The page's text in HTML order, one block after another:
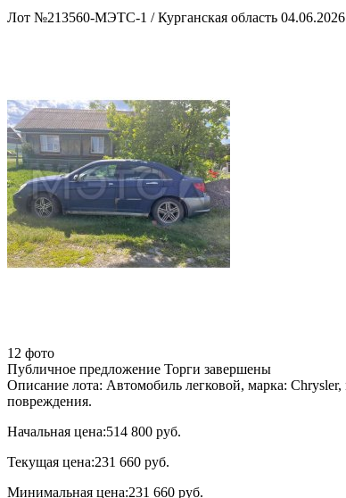
Лот №213560-МЭТС-1 / Курганская область 04.06.2026
12 фото
Публичное предложение Торги завершены
Описание лота: Автомобиль легковой, марка:
повреждения.
Начальная цена:514 800 руб.
Текущая цена:231 660 руб.
Минимальная цена:231 660 руб.